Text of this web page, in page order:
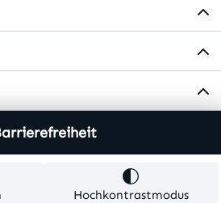
. Alle Artikelangaben sind
und ohne Gewähr.
Hochkontrastmodus